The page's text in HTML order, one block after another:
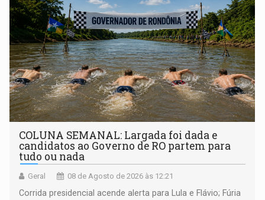
COLUNA SEMANAL: Largada foi dada e
candidatos ao Governo de RO partem para
tudo ou nada
Geral 08 de Agosto de 2026 às 12:21
Corrida presidencial acende alerta para Lula e Flávio; Fúria